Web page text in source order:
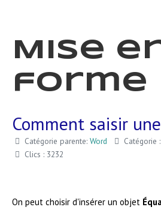
Mise
forme
Comment saisir
Catégorie parente: Word Catégorie :
Clics : 3232
On peut choisir d'insérer un objet